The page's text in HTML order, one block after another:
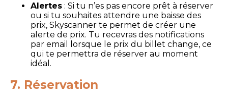
Alertes : Si tu n’es pas encore prêt à réserver
ou si tu souhaites attendre une baisse des
prix, Skyscanner te permet de créer une
alerte de prix. Tu recevras des notifications
par email lorsque le prix du billet change, ce
qui te permettra de réserver au moment
idéal.
7. Réservation